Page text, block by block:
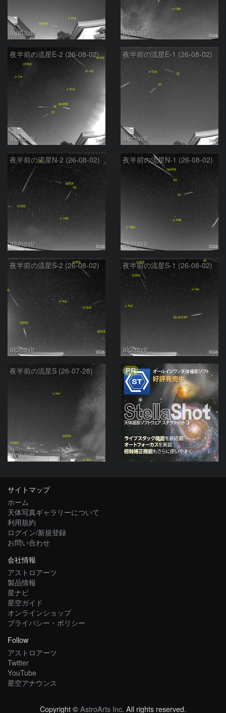
alphavir alphavir
夜半前の流星E-2 (26-08-02)
alphavir
夜半前の流星E-1 (26-08-02)
alphavir
夜半前の流星N-2 (26-08-02)
alphavir
夜半前の流星N-1 (26-08-02)
alphavir
夜半前の流星S-2 (26-08-02)
alphavir
夜半前の流星S-1 (26-08-02)
alphavir
夜半前の流星S (26-07-28)
alphavir
PR
サイトマップ
ホーム
天体写真ギャラリーについて
利用規約
ログイン/新規登録
お問い合わせ
会社情報
アストロアーツ
製品情報
星ナビ
星空ガイド
オンラインショップ
プライバシー・ポリシー
Follow
アストロアーツ
Twitter
YouTube
星空アナウンス
Copyright ©AstroArts Inc. All rights reserved.